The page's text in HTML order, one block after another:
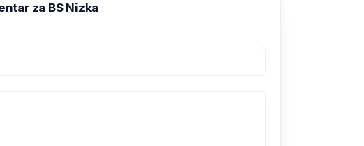
za BS Nizka